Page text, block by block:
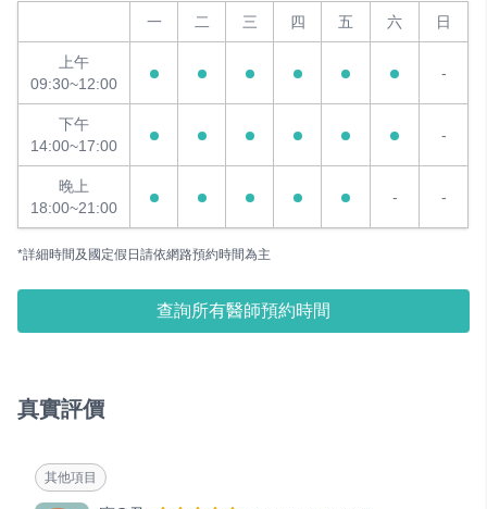
一 二 三 四 五 六 日
上午
09:30~12:00
-
下午
14:00~17:00
-
晚上
18:00~21:00
- -
*詳細時間及國定假日請依網路預約時間為主
查詢所有醫師預約時間
真實評價
其他項目